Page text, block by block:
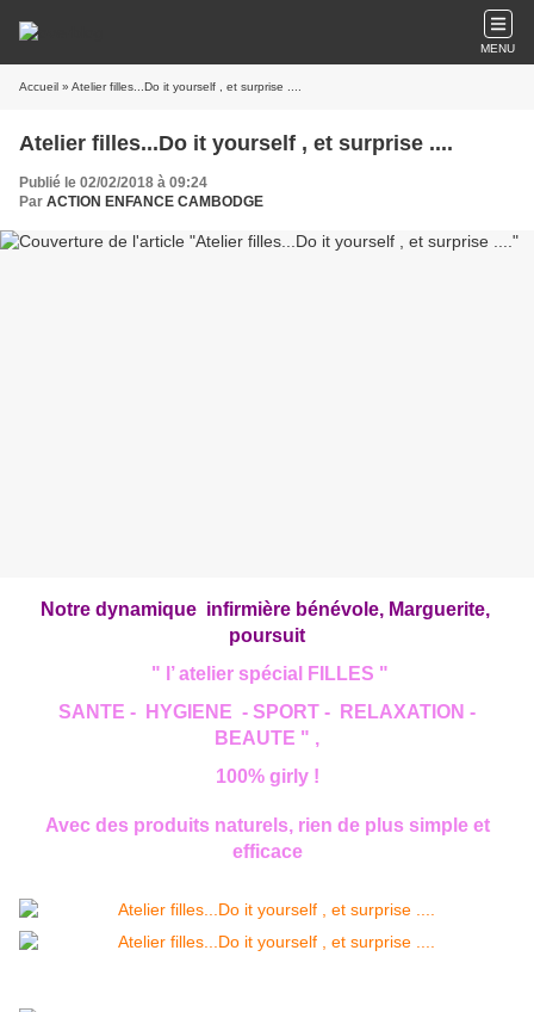
MENU
Accueil » Atelier filles...Do it yourself , et surprise ....
Atelier filles...Do it yourself , et surprise ....
Publié le 02/02/2018 à 09:24
Par ACTION ENFANCE CAMBODGE
Notre dynamique infirmière bénévole, Marguerite,
poursuit
" l’ atelier spécial FILLES "
SANTE - HYGIENE - SPORT - RELAXATION -
BEAUTE " ,
100% girly !
Avec des produits naturels, rien de plus simple et
efficace